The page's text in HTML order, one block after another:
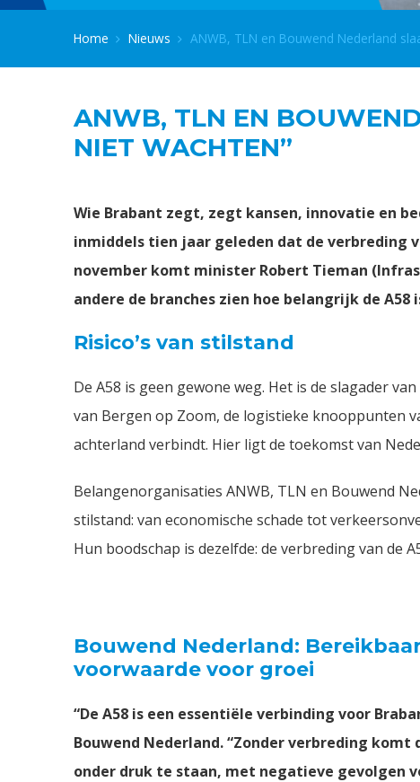
Home Nieuws ANWB, TLN en Bouwend Nederland
ANWB, TLN EN
NIET WACHTEN”
Wie Brabant zegt, zegt kansen, innovatie en
inmiddels tien jaar geleden dat de verbreding
november komt minister Robert Tieman
andere de branches zien hoe belangrijk de A58
Risico’s van stilstand
De A58 is geen gewone weg. Het is de slagader
van Bergen op Zoom, de logistieke knooppunten
achterland verbindt. Hier ligt de toekomst van
Belangenorganisaties ANWB, TLN en Bouwend
stilstand: van economische schade tot
Hun boodschap is dezelfde: de verbreding van de
Bouwend Nederland:
voorwaarde voor groei
“De A58 is een essentiële verbinding voor
Bouwend Nederland. “Zonder verbreding
onder druk te staan, met negatieve gevolgen